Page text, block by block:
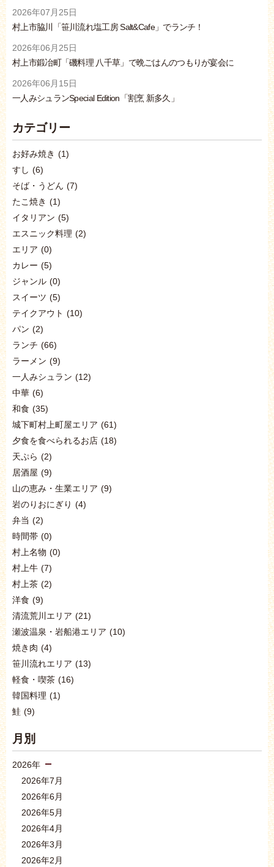
2026年07月25日
村上市脇川「笹川流れ塩工房 Salt&Cafe」でランチ！
2026年06月25日
村上市鍛冶町「磯料理 八千草」で晩ごはんのつもりが宴会に
2026年06月15日
一人みシュランSpecial Edition「割烹 新多久」
カテゴリー
お好み焼き (1)
すし (6)
そば・うどん (7)
たこ焼き (1)
イタリアン (5)
エスニック料理 (2)
エリア (0)
カレー (5)
ジャンル (0)
スイーツ (5)
テイクアウト (10)
パン (2)
ランチ (66)
ラーメン (9)
一人みシュラン (12)
中華 (6)
和食 (35)
城下町村上町屋エリア (61)
夕食を食べられるお店 (18)
天ぷら (2)
居酒屋 (9)
山の恵み・生業エリア (9)
岩のりおにぎり (4)
弁当 (2)
時間帯 (0)
村上名物 (0)
村上牛 (7)
村上茶 (2)
洋食 (9)
清流荒川エリア (21)
瀬波温泉・岩船港エリア (10)
焼き肉 (4)
笹川流れエリア (13)
軽食・喫茶 (16)
韓国料理 (1)
鮭 (9)
月別
2026年
2026年7月
2026年6月
2026年5月
2026年4月
2026年3月
2026年2月